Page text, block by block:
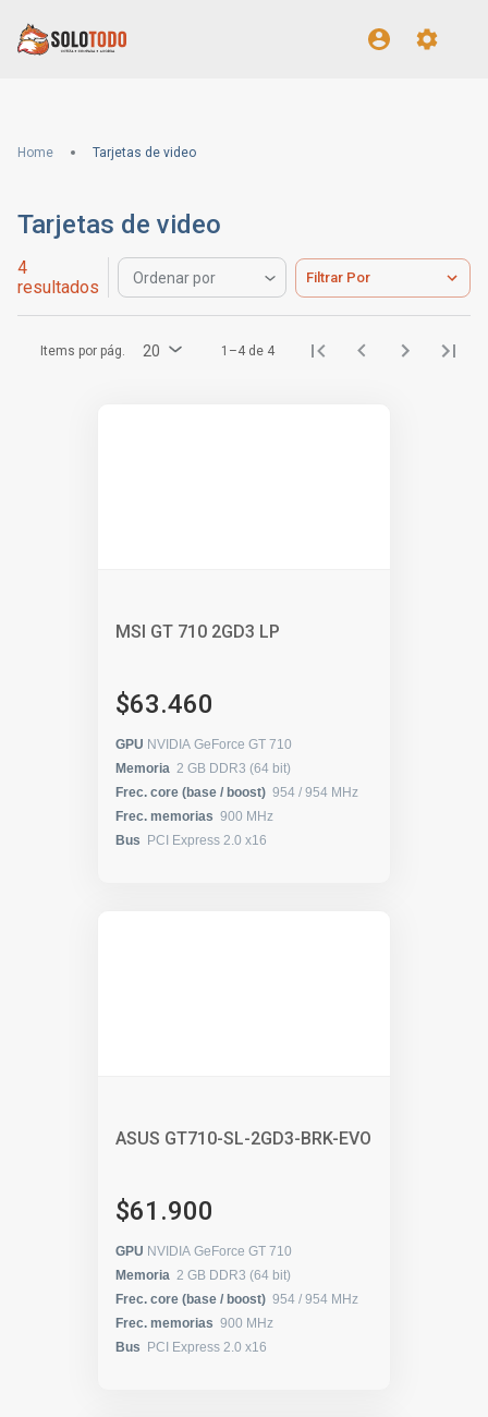
Home Tarjetas de video
Tarjetas de video
4
resultados
Ordenar por Filtrar Por
Items por pág. 20 1–4 de 4
MSI GT 710 2GD3 LP
$63.460
GPU NVIDIA GeForce GT 710
Memoria 2 GB DDR3 (64 bit)
Frec. core (base / boost) 954 / 954 MHz
Frec. memorias 900 MHz
Bus PCI Express 2.0 x16
ASUS GT710-SL-2GD3-BRK-EVO
$61.900
GPU NVIDIA GeForce GT 710
Memoria 2 GB DDR3 (64 bit)
Frec. core (base / boost) 954 / 954 MHz
Frec. memorias 900 MHz
Bus PCI Express 2.0 x16